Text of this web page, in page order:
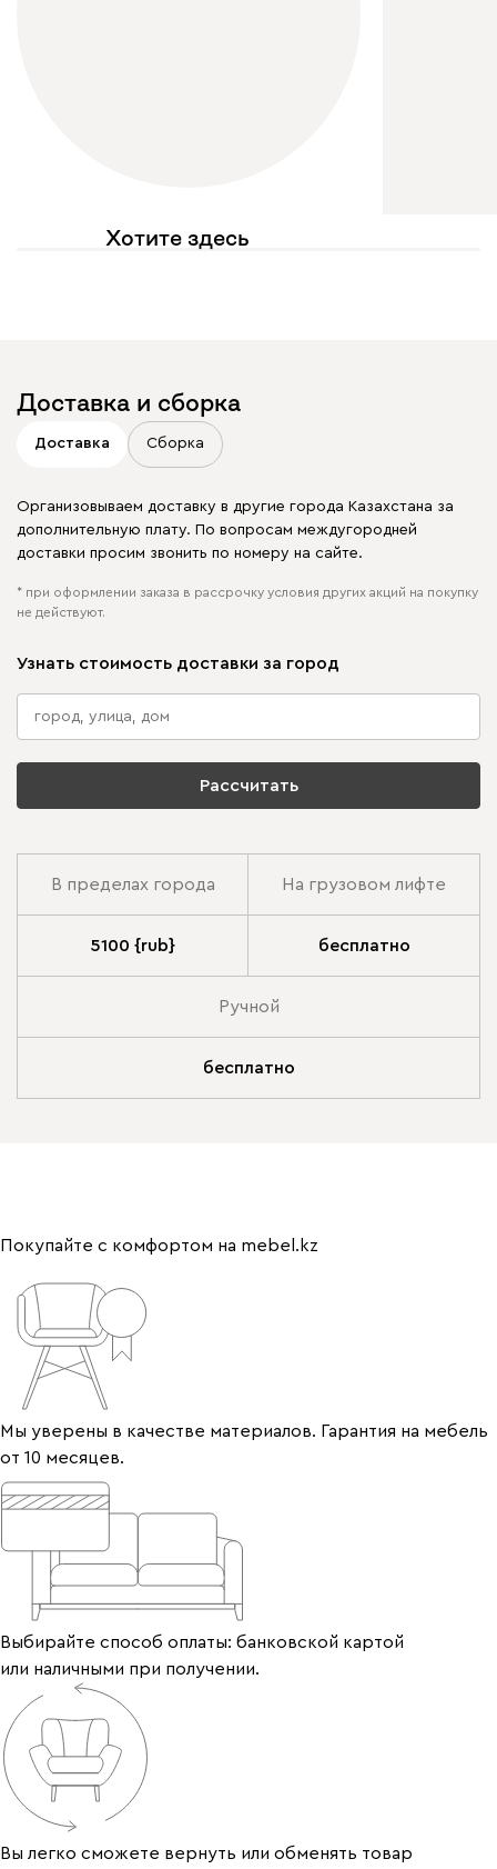
Хотите здесь
Доставка и сборка
Доставка Сборка
Организовываем доставку в другие города Казахстана за
дополнительную плату. По вопросам междугородней
доставки просим звонить по номеру на сайте.
* при оформлении заказа в рассрочку условия других акций на покупку
не действуют.
Узнать стоимость доставки за город
Рассчитать
В пределах города На грузовом лифте
5100 {rub} бесплатно
Ручной
бесплатно
Покупайте с комфортом на mebel.kz
Мы уверены в качестве материалов. Гарантия на мебель
от 10 месяцев.
Выбирайте способ оплаты: банковской картой
или наличными при получении.
Вы легко сможете вернуть или обменять товар